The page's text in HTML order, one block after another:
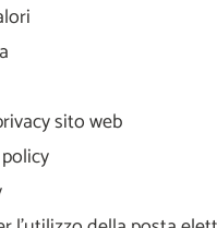
sito web